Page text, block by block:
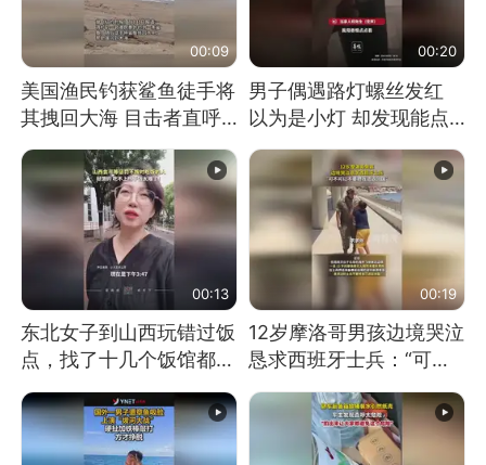
00:09
美国渔民钓获鲨鱼徒手将
其拽回大海 目击者直呼
震惊 （视频来源：参考
消息）
00:20
男子偶遇路灯螺丝发红
以为是小灯 却发现能点
燃香烟 当事人：已报警
处理
00:13
东北女子到山西玩错过饭
点，找了十几个饭馆都没
开门：午休到几点
00:19
12岁摩洛哥男孩边境哭泣
恳求西班牙士兵：“可不
可以不要把我遣返回国”